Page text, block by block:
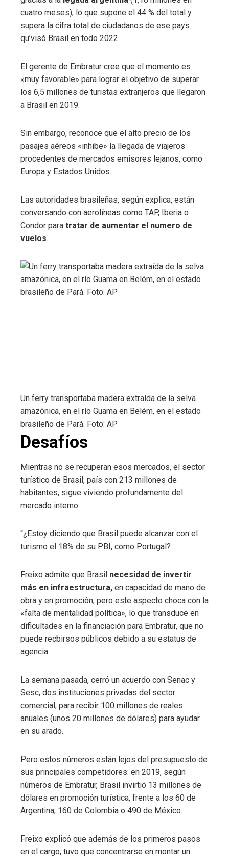
cuatro meses), lo que supone el 44 % del total y
supera la cifra total de ciudadanos de ese pays
qu’visó Brasil en todo 2022.
El gerente de Embratur cree que el momento es
«muy favorable» para lograr el objetivo de superar
los 6,5 millones de turistas extranjeros que llegaron
a Brasil en 2019.
Sin embargo, reconoce que el alto precio de los
pasajes aéreos «inhibe» la llegada de viajeros
procedentes de mercados emisores lejanos, como
Europa y Estados Unidos.
Las autoridades brasileñas, según explica, están
conversando con aerolíneas como TAP, Iberia o
Condor para tratar de aumentar el numero de
vuelos.
Un ferry transportaba madera extraída de la selva
amazónica, en el río Guama en Belém, en el estado
brasileño de Pará. Foto: AP
Desafíos
Mientras no se recuperan esos mercados, el sector
turístico de Brasil, país con 213 millones de
habitantes, sigue viviendo profundamente del
mercado interno.
“¿Estoy diciendo que Brasil puede alcanzar con el
turismo el 18% de su PBI, como Portugal?
Freixo admite que Brasil necesidad de invertir
más en infraestructura, en capacidad de mano de
obra y en promoción, pero este aspecto choca con la
«falta de mentalidad política», lo que transduce en
dificultades en la financiación para Embratur, que no
puede recbirsos públicos debido a su estatus de
agencia.
La semana pasada, cerró un acuerdo con Senac y
Sesc, dos instituciones privadas del sector
comercial, para recibir 100 millones de reales
anuales (unos 20 millones de dólares) para ayudar
en su arado.
Pero estos números están lejos del presupuesto de
sus principales competidores: en 2019, según
números de Embratur, Brasil invirtió 13 millones de
dólares en promoción turística, frente a los 60 de
Argentina, 160 de Colombia o 490 de México.
Freixo explicó que además de los primeros pasos
en el cargo, tuvo que concentrarse en montar un